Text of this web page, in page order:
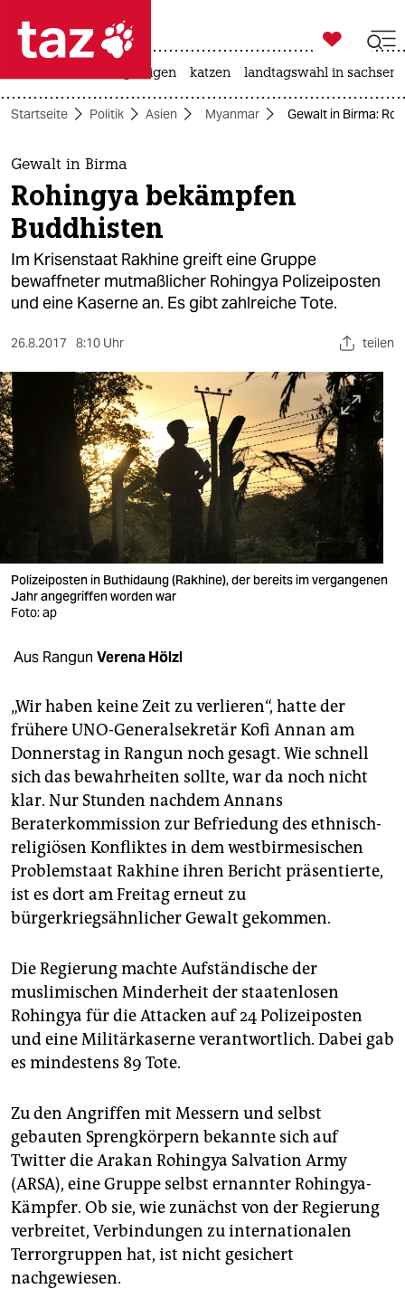
 taz zahl ich
taz zahl ich
themen
politik
öko
gesellschaft
sport
berlin
nord
wahrheit
verlag
veranstaltungen
fragen & hilfe
unterstützen
abo
genossenschaft
epaper login

taz zahl ich
bergsteigen katzen landtagswahl in
Startseite Politik Asien Myanmar Gewalt in Birma:
Gewalt in Birma
Rohingya bekämpfen
Buddhisten
Im Krisenstaat Rakhine greift eine Gruppe
bewaffneter mutmaßlicher Rohingya Polizeiposten
und eine Kaserne an. Es gibt zahlreiche Tote.
26.8.2017 8:10 Uhr teilen
Polizeiposten in Buthidaung (Rakhine), der bereits im vergangenen
Jahr angegriffen worden war
Foto: ap
Aus Rangun Verena Hölzl
„Wir haben keine Zeit zu verlieren“, hatte der
frühere UNO-Generalsekretär Kofi Annan am
Donnerstag in Rangun noch gesagt. Wie schnell
sich das bewahrheiten sollte, war da noch nicht
klar. Nur Stunden nachdem Annans
Beraterkommission zur ­Befriedung des ethnisch-
religiösen Konfliktes in dem westbirmesischen
Pro­blemstaat Rakhine ihren Bericht präsentierte,
ist es dort am Freitag erneut zu
bürgerkriegsähnlicher Gewalt gekommen.
Die Regierung machte Aufständische der
muslimischen Minderheit der staatenlosen
Rohingya für die Attacken auf 24 Polizeiposten
und eine Militärkaserne verantwortlich. Dabei gab
es mindestens 89 Tote.
Zu den Angriffen mit Messern und selbst
gebauten Sprengkörpern bekannte sich auf
Twitter die Arakan Rohingya Salvation Army
(ARSA), eine Gruppe selbst ernannter Rohingya-
Kämpfer. Ob sie, wie zunächst von der Regierung
verbreitet, Verbindungen zu internationalen
Terrorgruppen hat, ist nicht gesichert
nachgewiesen.